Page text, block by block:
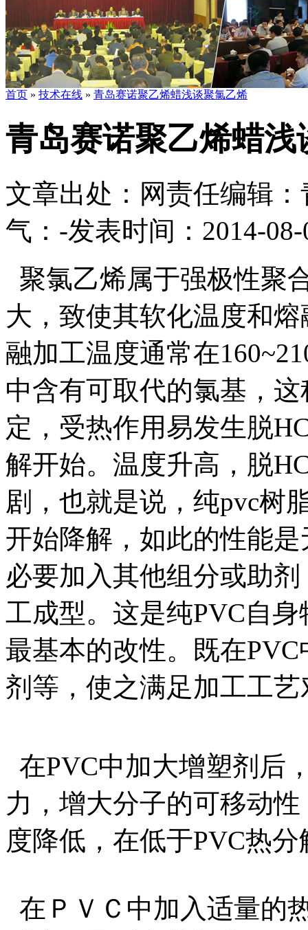
首页 » 技术在线 » 青岛赛诺聚乙烯蜡浅谈聚氯乙烯
青岛赛诺聚乙烯蜡浅
文章出处： 网责任编辑
气： -发表时间：2014-
聚氯乙烯属于强极性聚
大，致使其软化温度和
融加工温度通常在
中含有可取代的氯基，
定，受热作用易发生脱
解开始。温度升高，脱
剧，也就是说，纯pvc树
开始降解，如此的性能
必要加入其他组分或助
工成型。这是纯PVC自
最基本的改性。既在
剂等，使之满足加工工
在PVC中加大增塑剂后
力，增大分子的可移动
度降低，在低于PVC热
在ＰＶＣ中加入适量的